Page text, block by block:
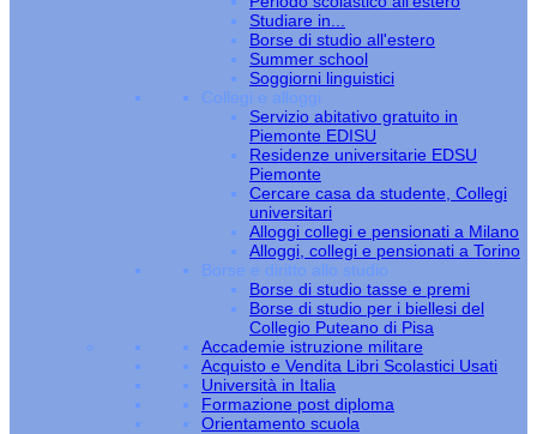
Studiare in...
Borse di studio all'estero
Summer school
Soggiorni linguistici
Collegi e alloggi
Servizio abitativo gratuito in
Piemonte EDISU
Residenze universitarie EDSU
Piemonte
Cercare casa da studente, Collegi
universitari
Alloggi collegi e pensionati a Milano
Alloggi, collegi e pensionati a Torino
Borse e diritto allo studio
Borse di studio tasse e premi
Borse di studio per i biellesi del
Collegio Puteano di Pisa
Accademie istruzione militare
Acquisto e Vendita Libri Scolastici Usati
Università in Italia
Formazione post diploma
Orientamento scuola